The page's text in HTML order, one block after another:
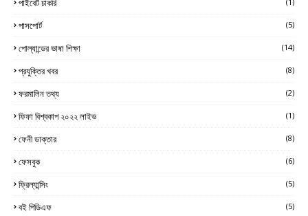
পাইবেট চাকরি
পাসপোর্ট (5)
পোল্যান্ডের ভাষা শিক্ষা (14)
প্রযুক্তির খবর (8)
ফরমালিন তথ্য (2)
ফিফা বিশ্বকাপ ২০২২ লাইভ (1)
ফেনী ডাক্তার (8)
ফেসবুক (6)
ফ্রিল্যান্সিং (5)
বই পিডিএফ (5)